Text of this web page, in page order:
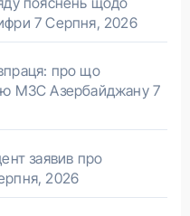
7 Серпня, 2026
про що
МЗС Азербайджану 7
заявив про
2026